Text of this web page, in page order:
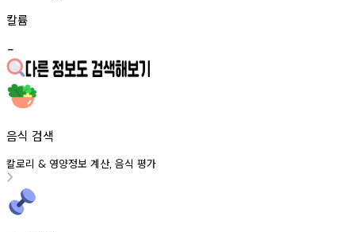
칼륨
-
음식 검색
칼로리 & 영양정보 계산, 음식 평가